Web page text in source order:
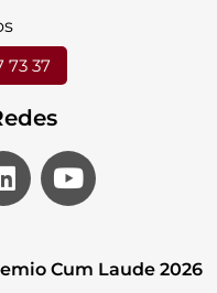
73 37
Cum Laude 2026